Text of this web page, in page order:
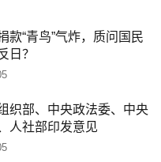
款“青鸟”气炸，质问国民
日？
织部、中央政法委、中央
人社部印发意见